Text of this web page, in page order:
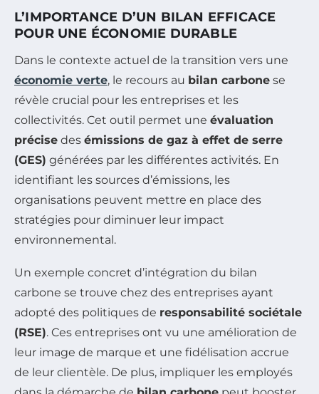
L’IMPORTANCE D’UN BILAN EFFICACE
POUR UNE ÉCONOMIE DURABLE
Dans le contexte actuel de la transition vers une
économie verte, le recours au bilan carbone se
révèle crucial pour les entreprises et les
collectivités. Cet outil permet une évaluation
précise des émissions de gaz à effet de serre
(GES) générées par les différentes activités. En
identifiant les sources d’émissions, les
organisations peuvent mettre en place des
stratégies pour diminuer leur impact
environnemental.
Un exemple concret d’intégration du bilan
carbone se trouve chez des entreprises ayant
adopté des politiques de responsabilité sociétale
(RSE). Ces entreprises ont vu une amélioration de
leur image de marque et une fidélisation accrue
de leur clientèle. De plus, impliquer les employés